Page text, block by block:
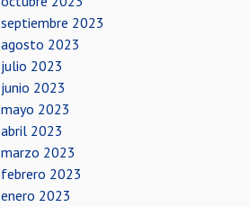
septiembre 2023
agosto 2023
julio 2023
junio 2023
mayo 2023
abril 2023
marzo 2023
febrero 2023
enero 2023